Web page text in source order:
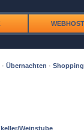
· Übernachten · Shopping
Weinstube